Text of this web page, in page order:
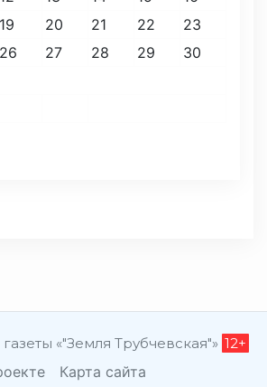
19 20 21 22
23
26 27 28 29
30
«"Земля Трубчевская"» 12+
Карта сайта